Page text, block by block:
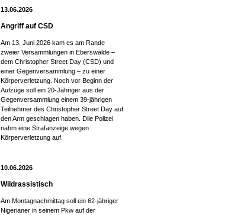
13.06.2026
Angriff auf CSD
Am 13. Juni 2026 kam es am Rande
zweier Versammlungen in Eberswalde –
dem Christopher Street Day (CSD) und
einer Gegenversammlung – zu einer
Körperverletzung. Noch vor Beginn der
Aufzüge soll ein 20-Jähriger aus der
Gegenversammlung einem 39-jährigen
Teilnehmer des Christopher Street Day auf
den Arm geschlagen haben. Diie Polizei
nahm eine Strafanzeige wegen
Körperverletzung auf.
10.06.2026
Wildrassistisch
Am Montagnachmittag soll ein 62-jähriger
Nigerianer in seinem Pkw auf der